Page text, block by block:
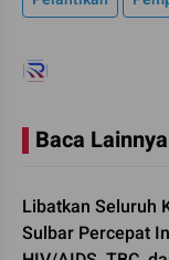
Baca Lainnya
Libatkan Seluruh
Sulbar Percepat